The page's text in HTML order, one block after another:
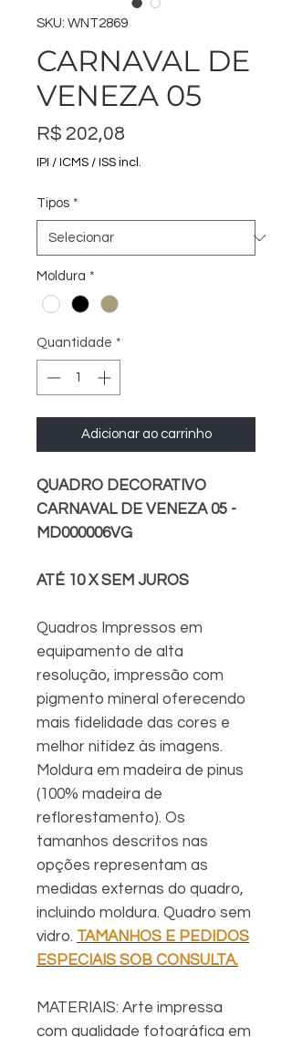
SKU: WNT2869
CARNAVAL DE
VENEZA 05
R$ 202,08
IPI / ICMS / ISS incl.
Tipos *
Moldura *
Quantidade *
Adicionar ao carrinho
QUADRO DECORATIVO
CARNAVAL DE VENEZA 05 -
MD000006VG
ATÉ 10 X SEM JUROS
Quadros Impressos em
equipamento de alta
resolução, impressão com
pigmento mineral oferecendo
mais fidelidade das cores e
melhor nitidez às imagens.
Moldura em madeira de pinus
(100% madeira de
reflorestamento). Os
tamanhos descritos nas
opções representam as
medidas externas do quadro,
incluindo moldura. Quadro sem
vidro. TAMANHOS E PEDIDOS
ESPECIAIS SOB CONSULTA.
MATERIAIS: Arte impressa
com qualidade fotográfica em